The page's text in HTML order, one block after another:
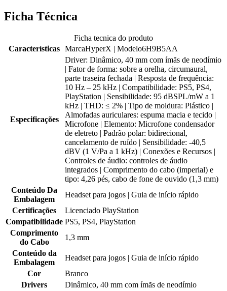
Ficha Técnica
Ficha tecnica do produto
Características MarcaHyperX | Modelo6H9B5AA
Especificações
Driver: Dinâmico, 40 mm com ímãs de neodímio
| Fator de forma: sobre a orelha, circumaural,
parte traseira fechada | Resposta de frequência:
10 Hz – 25 kHz | Compatibilidade: PS5, PS4,
PlayStation | Sensibilidade: 95 dBSPL/mW a 1
kHz | THD: ≤ 2% | Tipo de moldura: Plástico |
Almofadas auriculares: espuma macia e tecido |
Microfone | Elemento: Microfone condensador
de eletreto | Padrão polar: bidirecional,
cancelamento de ruído | Sensibilidade: -40,5
dBV (1 V/Pa a 1 kHz) | Conexões e Recursos |
Controles de áudio: controles de áudio
integrados | Comprimento do cabo (imperial) e
tipo: 4,26 pés, cabo de fone de ouvido (1,3 mm)
Conteúdo Da
Embalagem
Headset para jogos | Guia de início rápido
Certificações
Licenciado PlayStation
Compatibilidade PS5, PS4, PlayStation
Comprimento
do Cabo
1,3 mm
Conteúdo da
Embalagem
Headset para jogos | Guia de início rápido
Cor
Branco
Drivers
Dinâmico, 40 mm com ímãs de neodímio